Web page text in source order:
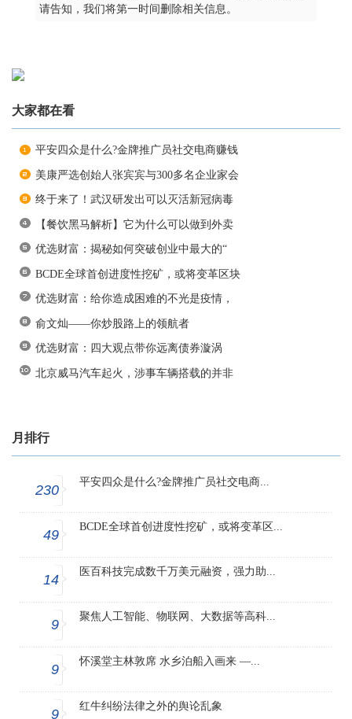
请告知，我们将第一时间删除相关信息。
大家都在看
平安四众是什么?金牌推广员社交电商赚钱
美康严选创始人张宾宾与300多名企业家会
终于来了！武汉研发出可以灭活新冠病毒
【餐饮黑马解析】它为什么可以做到外卖
优选财富：揭秘如何突破创业中最大的“
BCDE全球首创进度性挖矿，或将变革区块
优选财富：给你造成困难的不光是疫情，
俞文灿——你炒股路上的领航者
优选财富：四大观点带你远离债券漩涡
北京威马汽车起火，涉事车辆搭载的并非
月排行
230
平安四众是什么?金牌推广员社交电商...
49
BCDE全球首创进度性挖矿，或将变革区...
14
医百科技完成数千万美元融资，强力助...
9
聚焦人工智能、物联网、大数据等高科...
9
怀溪堂主林敦席 水乡泊船入画来 —...
9
红牛纠纷法律之外的舆论乱象